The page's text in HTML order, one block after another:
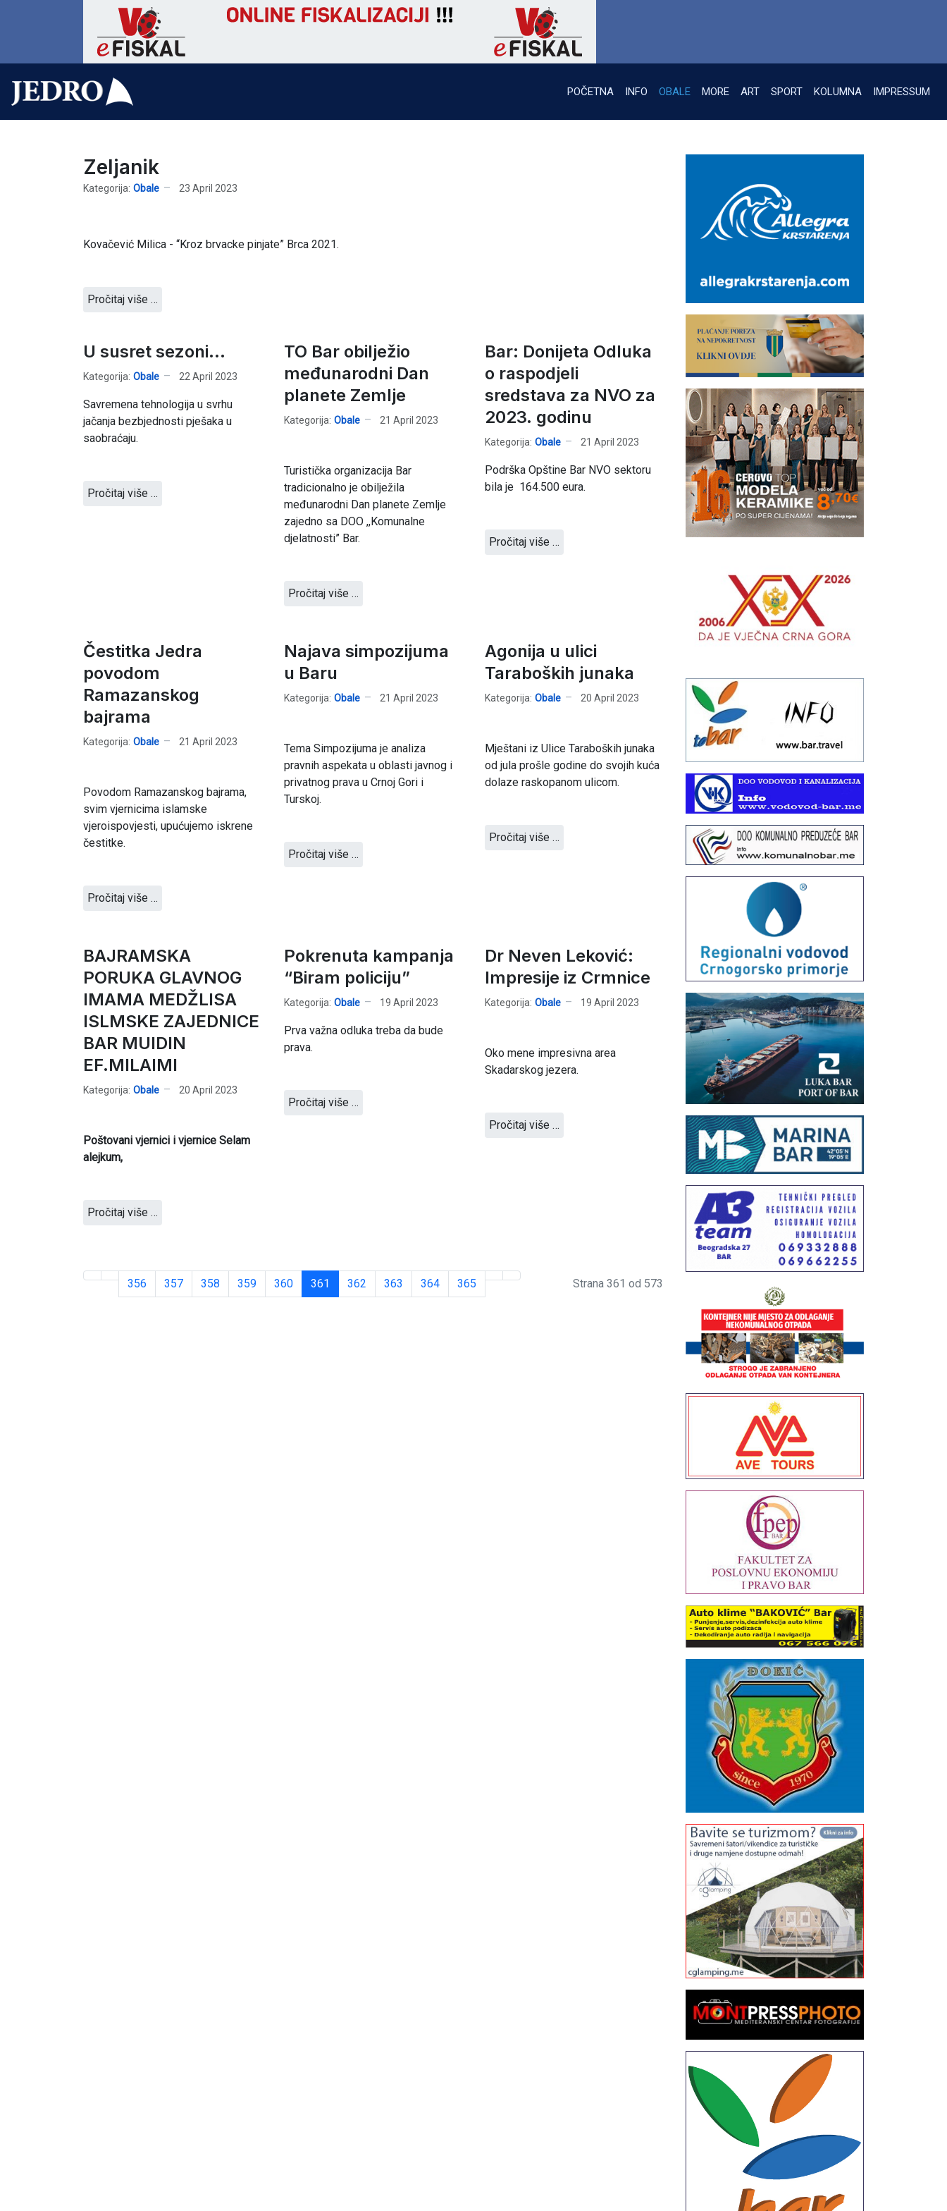
POČETNA INFO OBALE MORE ART SPORT KOLUMNA IMPRESSUM
Zeljanik
Kategorija: Obale 23 April 2023
Kovačević Milica - “Kroz brvacke pinjate” Brca 2021.
Pročitaj više …
U susret sezoni...
Kategorija: Obale 22 April 2023
Savremena tehnologija u svrhu
jačanja bezbjednosti pješaka u
saobraćaju.
Pročitaj više …
TO Bar obilježio
međunarodni Dan
planete Zemlje
Kategorija: Obale 21 April 2023
Turistička organizacija Bar
tradicionalno je obilježila
međunarodni Dan planete Zemlje
zajedno sa DOO ,,Komunalne
djelatnosti” Bar.
Pročitaj više …
Bar: Donijeta Odluka
o raspodjeli
sredstava za NVO za
2023. godinu
Kategorija: Obale 21 April 2023
Podrška Opštine Bar NVO sektoru
bila je 164.500 eura.
Pročitaj više …
Čestitka Jedra
povodom
Ramazanskog
bajrama
Kategorija: Obale 21 April 2023
Povodom Ramazanskog bajrama,
svim vjernicima islamske
vjeroispovjesti, upućujemo iskrene
čestitke.
Pročitaj više …
Najava simpozijuma
u Baru
Kategorija: Obale 21 April 2023
Tema Simpozijuma je analiza
pravnih aspekata u oblasti javnog i
privatnog prava u Crnoj Gori i
Turskoj.
Pročitaj više …
Agonija u ulici
Taraboških junaka
Kategorija: Obale 20 April 2023
Mještani iz Ulice Taraboških junaka
od jula prošle godine do svojih kuća
dolaze raskopanom ulicom.
Pročitaj više …
BAJRAMSKA
PORUKA GLAVNOG
IMAMA MEDŽLISA
ISLMSKE ZAJEDNICE
BAR MUIDIN
EF.MILAIMI
Kategorija: Obale 20 April 2023
Poštovani vjernici i vjernice Selam
alejkum,
Pročitaj više …
Pokrenuta kampanja
“Biram policiju”
Kategorija: Obale 19 April 2023
Prva važna odluka treba da bude
prava.
Pročitaj više …
Dr Neven Leković:
Impresije iz Crmnice
Kategorija: Obale 19 April 2023
Oko mene impresivna area
Skadarskog jezera.
Pročitaj više …
356 357 358 359 360 361 362 363 364 365 Strana 361 od 573